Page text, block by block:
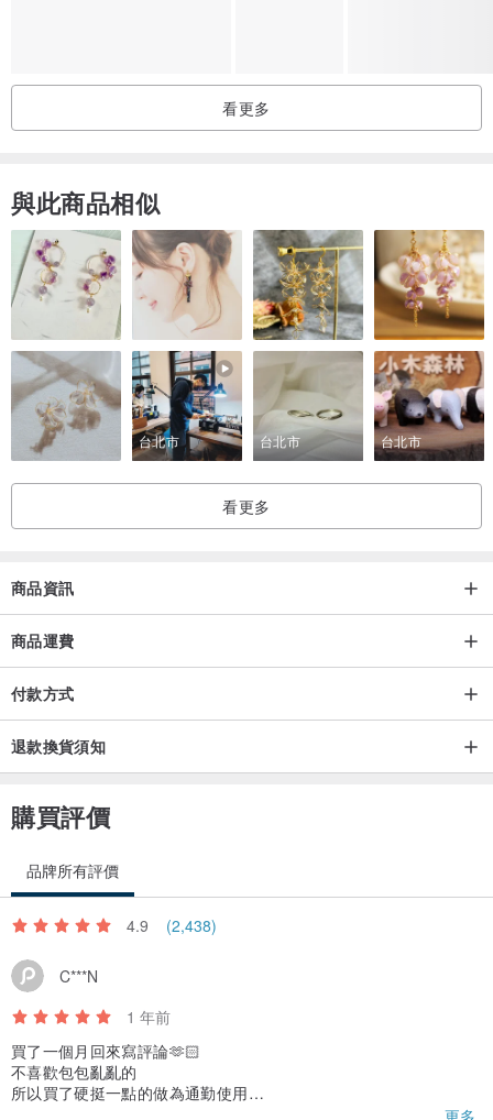
老實說我更喜歡保留幾十幾年的老衣
我們創作/改造/尋寶/勞動/打屁
👉購買前請詳閱關於退換貨
👉手作設計商品皆 4.5 studio工作室親自打版製作車縫
👉手作客製商品售出後不接受退貨
👉商品皆實品拍攝,顏色可能隨螢幕顯色有落差
若有任何疑問也請在下單前善用留言與我們溝通
可換貨
👉二手古著商品皆送洗並高溫整燙處理後才會寄出
如對古著二手有疑慮請審慎考慮購買
購買前勿手滑 請謹慎選購
看更多
與此商品相似
台北市 台北市 台北市
看更多
商品資訊
商品運費
付款方式
退款換貨須知
購買評價
品牌所有評價
4.9 (2,438)
C***N
1 年前
買了一個月回來寫評論🫶🏻
不喜歡包包亂亂的
所以買了硬挺一點的做為通勤使用